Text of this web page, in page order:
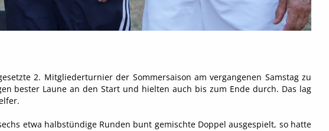
2. Mitgliederturnier der Sommersaison am vergangenen Samstag zu
bester Laune an den Start und hielten auch bis zum Ende durch. Das lag
etwa halbstündige Runden bunt gemischte Doppel ausgespielt, so hatte